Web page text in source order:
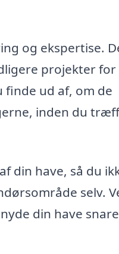
og ekspertise.
projekter for
finde ud af, om de
inden du
din have, så du
selv.
din have